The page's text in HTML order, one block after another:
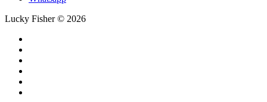
Lucky Fisher © 2026